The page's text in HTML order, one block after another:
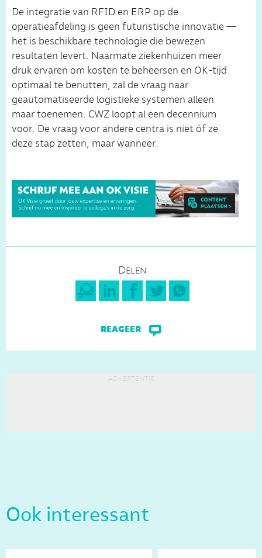
De integratie van RFID en ERP op de
operatieafdeling is geen futuristische innovatie —
het is beschikbare technologie die bewezen
resultaten levert. Naarmate ziekenhuizen meer
druk ervaren om kosten te beheersen en OK-tijd
optimaal te benutten, zal de vraag naar
geautomatiseerde logistieke systemen alleen
maar toenemen. CWZ loopt al een decennium
voor. De vraag voor andere centra is niet óf ze
deze stap zetten, maar wanneer.
Delen
reageer
advertentie
Ook interessant